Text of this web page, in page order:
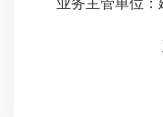
业务主管单位：
建